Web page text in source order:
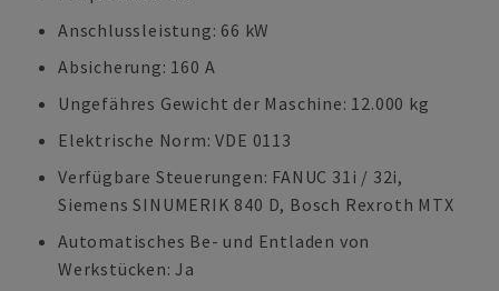
Anschlussleistung: 66 kW
Absicherung: 160 A
Ungefähres Gewicht der Maschine: 12.000 kg
Elektrische Norm: VDE 0113
Verfügbare Steuerungen: FANUC 31i / 32i,
Siemens SINUMERIK 840 D, Bosch Rexroth MTX
Automatisches Be- und Entladen von
Werkstücken: Ja